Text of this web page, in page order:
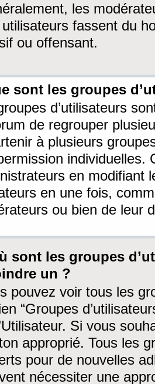
les
fassent du
ou offensant.
sont les groupes
d’utilisateurs
de regrouper
à plusieurs
individuelles.
en modifiant
en une fois,
ou bien de leur
sont les groupes
un ?
pouvez voir tous les
“Groupes
Si vous
approprié. Tous les
pour de nouvelles
nécessiter une